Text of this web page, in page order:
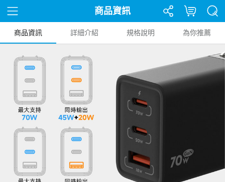
商品資訊
商品資訊 詳細介紹 規格說明 為你推薦